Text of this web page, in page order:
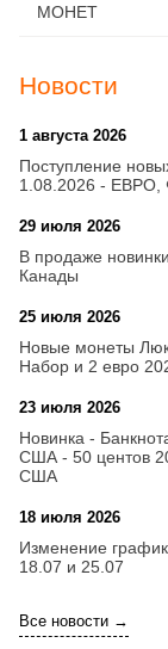
МОНЕТ
Новости
1 августа 2026
Поступление
1.08.2026 -
29 июля 2026
В продаже
Канады
25 июля 2026
Новые монеты
Набор и 2 евро
23 июля 2026
Новинка -
США - 50 центов
США
18 июля 2026
Изменение
18.07 и 25.07
Все новости →